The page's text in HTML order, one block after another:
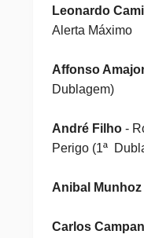
Leonardo
Alerta Máximo
Affonso
Dublagem)
André Filho-
Perigo (1ª
Anibal Munhoz
Carlos